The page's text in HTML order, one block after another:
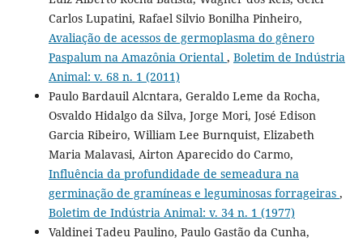
Carlos Lupatini, Rafael Silvio Bonilha Pinheiro,
Avaliação de acessos de germoplasma do gênero
Paspalum na Amazônia Oriental , Boletim de Indústria
Animal: v. 68 n. 1 (2011)
Paulo Bardauil Alcntara, Geraldo Leme da Rocha,
Osvaldo Hidalgo da Silva, Jorge Mori, José Edison
Garcia Ribeiro, William Lee Burnquist, Elizabeth
Maria Malavasi, Airton Aparecido do Carmo,
Influência da profundidade de semeadura na
germinação de gramíneas e leguminosas forrageiras ,
Boletim de Indústria Animal: v. 34 n. 1 (1977)
Valdinei Tadeu Paulino, Paulo Gastão da Cunha,